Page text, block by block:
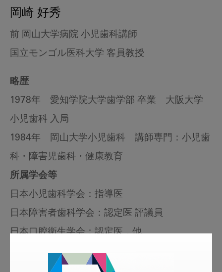
岡崎 好秀
前 岡山大学病院 小児歯科講師
国立モンゴル医科大学 客員教授
略歴
1978年 愛知学院大学歯学部 卒業 大阪大学
小児歯科 入局
1984年 岡山大学小児歯科 講師専門：小児歯
科・障害児歯科・健康教育
所属学会等
日本小児歯科学会：指導医
日本障害者歯科学会：認定医 評議員
日本口腔衛生学会：認定医，他
歯科豆知識「Dr.オカザキのまるごと歯学」で
は、様々な角度から、歯学についてお話ししま